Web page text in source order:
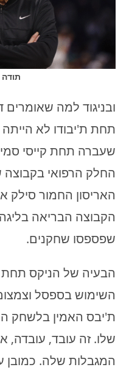
ובניגוד למה
תחת ת'יבודו לא
שעברה תחת קייסי
החלק הרפואי בקבוצה
האריסון החמור סילק
הקבוצה הבריאה
שפספסו שחקנים.
הבעיה של הניקס תחת
השימוש בספסל
ת'יבס האמין בלשחק
שלו. זה עובד, עובדה,
המגבלות שלה. כמובן